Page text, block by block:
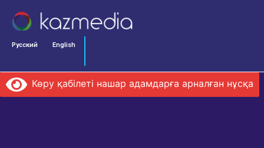
Русский English
Көру қабілеті нашар адамдарға арналған нұсқа